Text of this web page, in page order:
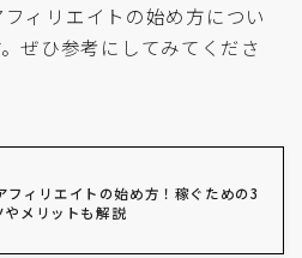
ィリエイトの始め方につい
ぜひ参考にしてみてくださ
フィリエイトの始め方！稼ぐための3
やメリットも解説